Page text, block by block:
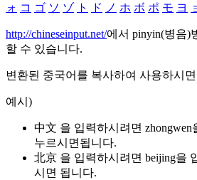
ォ コ ゴ ソ ゾ ト ド ノ ホ ボ ポ モ ヨ
http://chineseinput.net/에서 pinyin(병음)
할 수 있습니다.
변환된 중국어를 복사하여 사용하시
예시)
中文 을 입력하시려면 zhongwen
누르시면됩니다.
北京 을 입력하시려면 beijing을
시면 됩니다.